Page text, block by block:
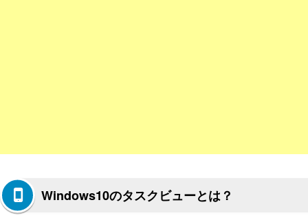
Windows10のタスクビューとは？